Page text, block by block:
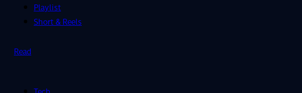
Playlist
Short & Reels
Read